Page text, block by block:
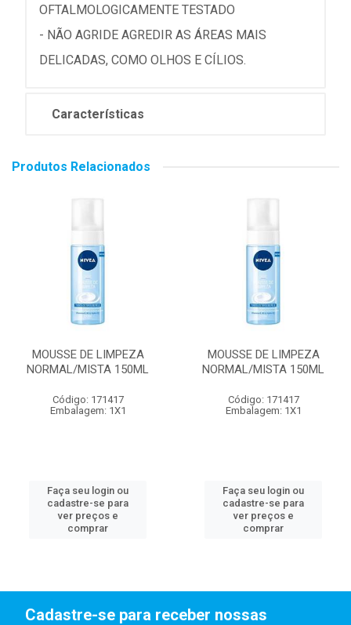
OFTALMOLOGICAMENTE TESTADO
- NÃO AGRIDE AGREDIR AS ÁREAS MAIS
DELICADAS, COMO OLHOS E CÍLIOS.
Características
Produtos Relacionados
MOUSSE DE LIMPEZA
NORMAL/MISTA 150ML
Código: 171417
Embalagem: 1X1
Faça seu login ou
cadastre-se para
ver preços e
comprar
MOUSSE DE LIMPEZA
NORMAL/MISTA 150ML
Código: 171417
Embalagem: 1X1
Faça seu login ou
cadastre-se para
ver preços e
comprar
Cadastre-se para receber nossas